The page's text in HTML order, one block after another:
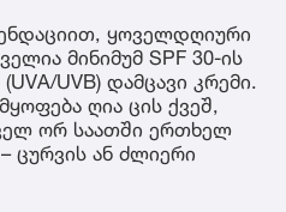
ყოველდღიური
მინიმუმ SPF 30-ის
UVB) დამცავი კრემი.
ღია ცის ქვეშ,
ორ საათში ერთხელ
ცურვის ან ძლიერი